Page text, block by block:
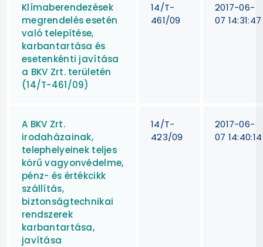
Klímaberendezések
megrendelés esetén
való telepítése,
karbantartása és
esetenkénti javítása
a BKV Zrt. területén
(14/T-461/09)
14/T-
461/09
2017-06-
07 14:31:47
A BKV Zrt.
irodaházainak,
telephelyeinek teljes
körű vagyonvédelme,
pénz- és értékcikk
szállítás,
biztonságtechnikai
rendszerek
karbantartása,
javítása
14/T-
423/09
2017-06-
07 14:40:14